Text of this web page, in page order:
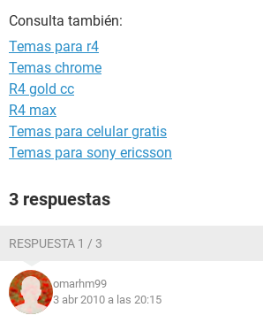
Consulta también:
Temas para r4
Temas chrome
R4 gold cc
R4 max
Temas para celular gratis
Temas para sony ericsson
3 respuestas
RESPUESTA 1 / 3
omarhm99
3 abr 2010 a las 20:15